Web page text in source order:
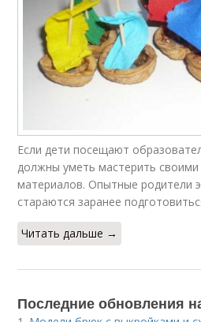
Если дети посещают
должны уметь мастерить
материалов. Опытные родители
стараются заранее
Читать дальше →
Последние обновления